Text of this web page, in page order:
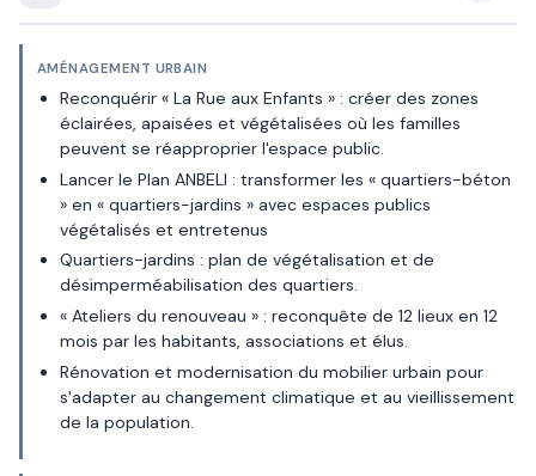
AMÉNAGEMENT URBAIN
Reconquérir « La Rue aux Enfants » : créer des zones
éclairées, apaisées et végétalisées où les familles
peuvent se réapproprier l'espace public.
Lancer le Plan ANBELI : transformer les « quartiers-béton
» en « quartiers-jardins » avec espaces publics
végétalisés et entretenus
Quartiers-jardins : plan de végétalisation et de
désimperméabilisation des quartiers.
« Ateliers du renouveau » : reconquête de 12 lieux en 12
mois par les habitants, associations et élus.
Rénovation et modernisation du mobilier urbain pour
s'adapter au changement climatique et au vieillissement
de la population.